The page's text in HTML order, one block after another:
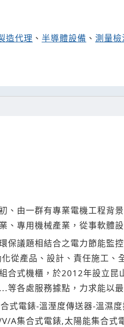
造代理 、 半導體設備 、 測量
、由一群有專業電機工程背
、專用機械產業，從事軟體
保議題相結合之電力節能監
從產品、設計、責任施工
合式機櫃，於2012年設立
等各處服務據點，力求能以
式電錶-溫溼度傳送器-溫
A集合式電錶,太陽能集合式